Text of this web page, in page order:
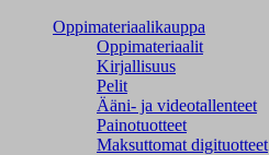
Oppimateriaalikauppa
Oppimateriaalit
Kirjallisuus
Pelit
Ääni- ja videotallenteet
Painotuotteet
Maksuttomat digituotteet